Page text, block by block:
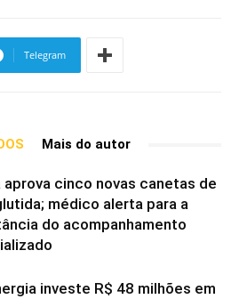
Telegram
Mais do autor
aprova cinco novas canetas de
médico alerta para a
do acompanhamento
investe R$ 48 milhões em